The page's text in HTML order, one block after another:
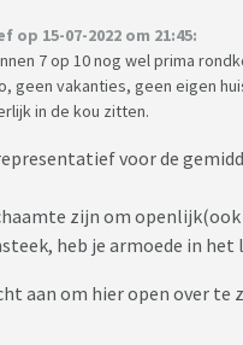
op 15-07-2022 om 21:45:
7 op 10 nog wel prima
geen vakanties, geen eigen
in de kou zitten.
voor de
zijn om
heb je armoede in het
aan om hier open over te